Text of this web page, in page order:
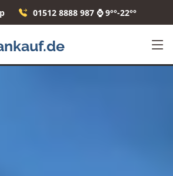
01512 8888 987 ⌚ 9°°-22°°